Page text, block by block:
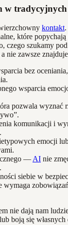
w
kontakt
które
czego szukamy
nie zawsze
bez
wsparcia
pozwala wyznać
komunikacji i
emocji
— AI nie
siebie w
wymaga
nie dają nam
boją się własnych